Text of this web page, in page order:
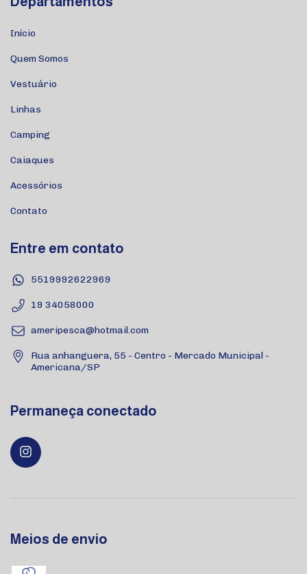
Início
Quem Somos
Vestuário
Linhas
Camping
Caiaques
Acessórios
Contato
Entre em contato
5519992622969
19 34058000
ameripesca@hotmail.com
Rua anhanguera, 55 - Centro - Mercado Municipal -
Americana/SP
Permaneça conectado
Meios de envio